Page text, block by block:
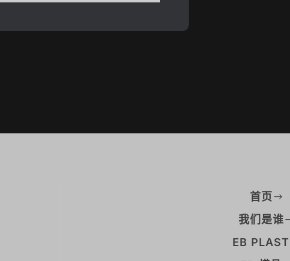
首页
我们是谁
EB PLAST